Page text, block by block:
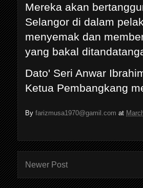
Mereka akan
Selangor di dalam
menyemak dan
yang bakal
Dato' Seri Anwar
Ketua Pembangkang
Byfarizmusa1970@gamil.com at
Newer Post